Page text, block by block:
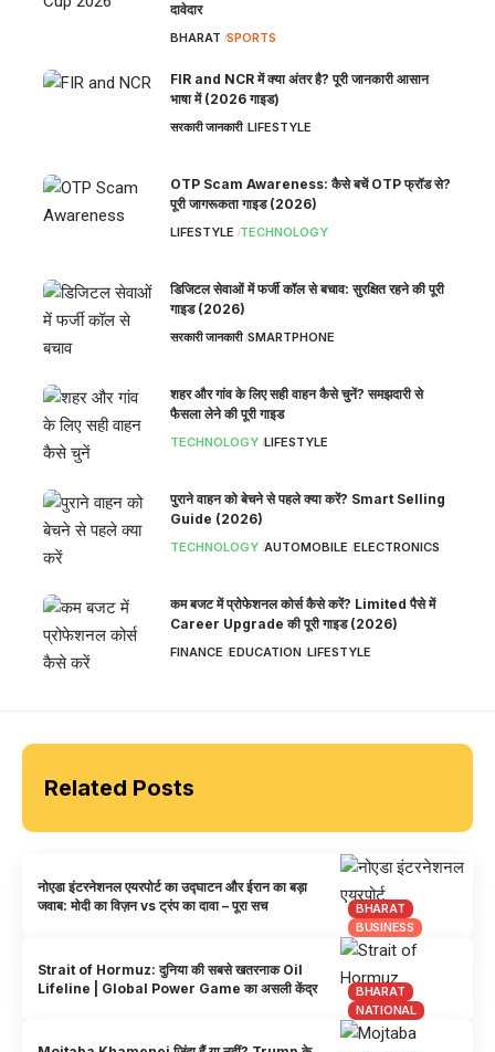
दावेदार
BHARAT SPORTS
FIR and NCR में क्या अंतर है? पूरी जानकारी आसान
भाषा में (2026 गाइड)
सरकारी जानकारी LIFESTYLE
OTP Scam Awareness: कैसे बचें OTP फ्रॉड से?
पूरी जागरूकता गाइड (2026)
LIFESTYLE TECHNOLOGY
डिजिटल सेवाओं में फर्जी कॉल से बचाव: सुरक्षित रहने की पूरी
गाइड (2026)
सरकारी जानकारी SMARTPHONE
शहर और गांव के लिए सही वाहन कैसे चुनें? समझदारी से
फैसला लेने की पूरी गाइड
TECHNOLOGY LIFESTYLE
पुराने वाहन को बेचने से पहले क्या करें? Smart Selling
Guide (2026)
TECHNOLOGY AUTOMOBILE ELECTRONICS
कम बजट में प्रोफेशनल कोर्स कैसे करें? Limited पैसे में
Career Upgrade की पूरी गाइड (2026)
FINANCE EDUCATION LIFESTYLE
Related Posts
BHARAT
BUSINESS
नोएडा इंटरनेशनल एयरपोर्ट का उद्घाटन और ईरान का बड़ा
जवाब: मोदी का विज़न vs ट्रंप का दावा – पूरा सच
BHARAT
NATIONAL
Strait of Hormuz: दुनिया की सबसे खतरनाक Oil
Lifeline | Global Power Game का असली केंद्र